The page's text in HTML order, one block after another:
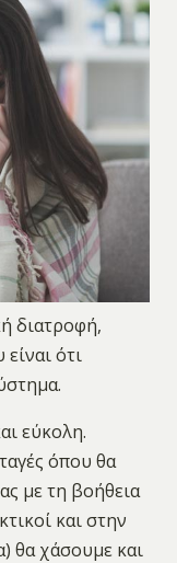
διατροφή,
είναι ότι
εύκολη.
όπου θα
με τη βοήθεια
και στην
θα χάσουμε και